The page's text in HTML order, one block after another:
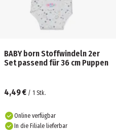
BABY born Stoffwindeln 2er
Set passend für 36 cm Puppen
4,49 € / 1 Stk.
Online verfügbar
In die Filiale lieferbar